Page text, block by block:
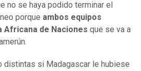
no se haya podido terminar el
porque ambos equipos
Africana de Naciones que se va a
distintas si Madagascar le hubiese